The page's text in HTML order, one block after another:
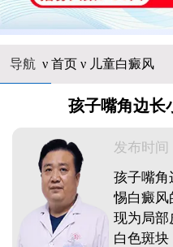
导航 ν 首页ν 儿童白癜风
孩子嘴角边长
发布时间
孩子嘴角
惕白癜风
现为局部
白色斑块